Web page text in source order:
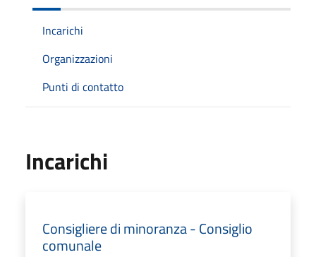
Incarichi
Organizzazioni
Punti di contatto
Incarichi
Consigliere di minoranza - Consiglio
comunale